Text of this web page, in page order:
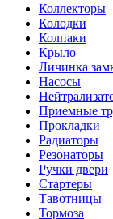
Коллекторы
Колодки
Колпаки
Крыло
Личинка
Насосы
Приемные
Прокладки
Радиаторы
Резонаторы
Ручки двери
Стартеры
Тавотницы
Тормоза